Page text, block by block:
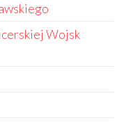
Wojsk